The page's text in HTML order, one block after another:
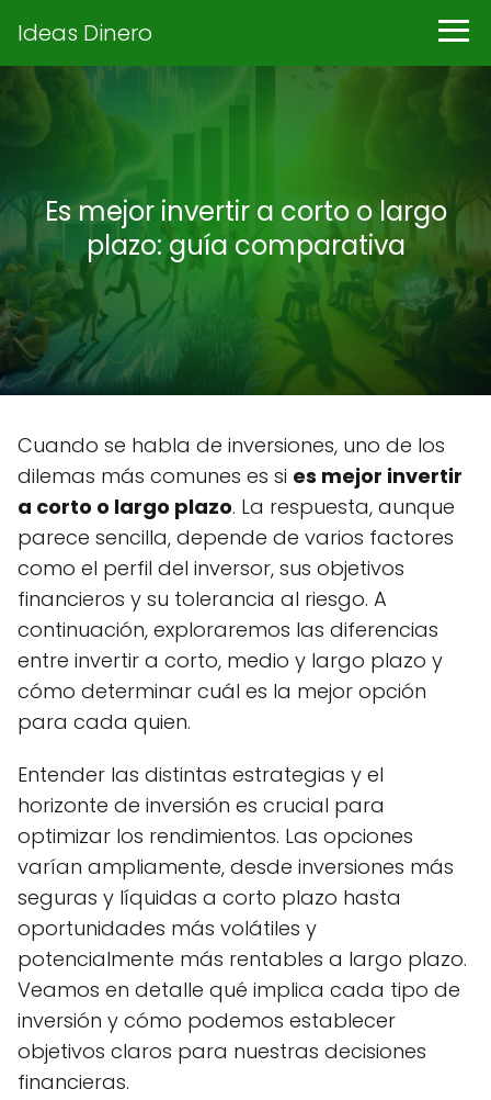
Ideas Dinero
Es mejor invertir a corto o largo
plazo: guía comparativa
Cuando se habla de inversiones, uno de los
dilemas más comunes es si es mejor invertir
a corto o largo plazo. La respuesta, aunque
parece sencilla, depende de varios factores
como el perfil del inversor, sus objetivos
financieros y su tolerancia al riesgo. A
continuación, exploraremos las diferencias
entre invertir a corto, medio y largo plazo y
cómo determinar cuál es la mejor opción
para cada quien.
Entender las distintas estrategias y el
horizonte de inversión es crucial para
optimizar los rendimientos. Las opciones
varían ampliamente, desde inversiones más
seguras y líquidas a corto plazo hasta
oportunidades más volátiles y
potencialmente más rentables a largo plazo.
Veamos en detalle qué implica cada tipo de
inversión y cómo podemos establecer
objetivos claros para nuestras decisiones
financieras.